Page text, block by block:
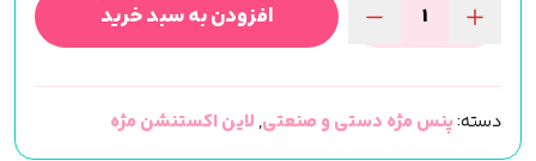
پنس
اکستنشن
افزودن به سبد خرید
دسته:پنس مژه دستی و صنعتی, لاین اکستنشن مژه